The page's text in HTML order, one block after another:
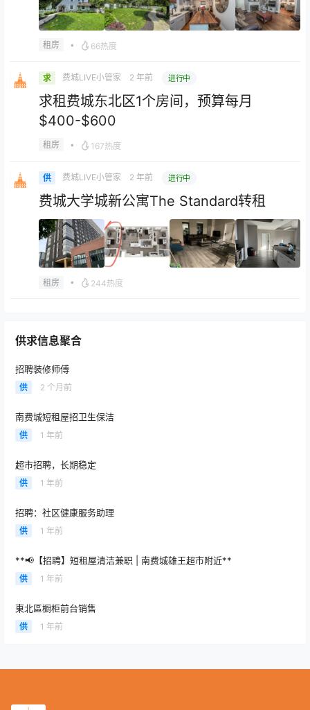
租房 • 66热度
求 费城LIVE小管家 2 年前 进行中
求租费城东北区1个房间，预算每月
$400-$600
租房 • 167热度
供 费城LIVE小管家 2 年前 进行中
费城大学城新公寓The Standard转租
租房 • 244热度
$2200 拿下费城市中心黄金 1B1B｜拎包住+水网全包
租房
网，拎包入住
2026-01-06 11:03:40
租房
Main Line高端租房首选！精英人群+星级配套+黄金位
2025-04-30 23:05:58
Montgomery Plaza|奢享Ardmore生活！超大阳台+明亮
落地窗+费城市郊双重便利
租房
2025-03-25 10:33:44
租房
供求信息聚合
招聘装修师傅
供 2 个月前
南费城短租屋招卫生保洁
供 1 年前
超市招聘，长期稳定
供 1 年前
招聘：社区健康服务助理
供 1 年前
**📢【招聘】短租屋清洁兼职 | 南费城雄王超市附近**
供 1 年前
東北區橱柜前台销售
供 1 年前